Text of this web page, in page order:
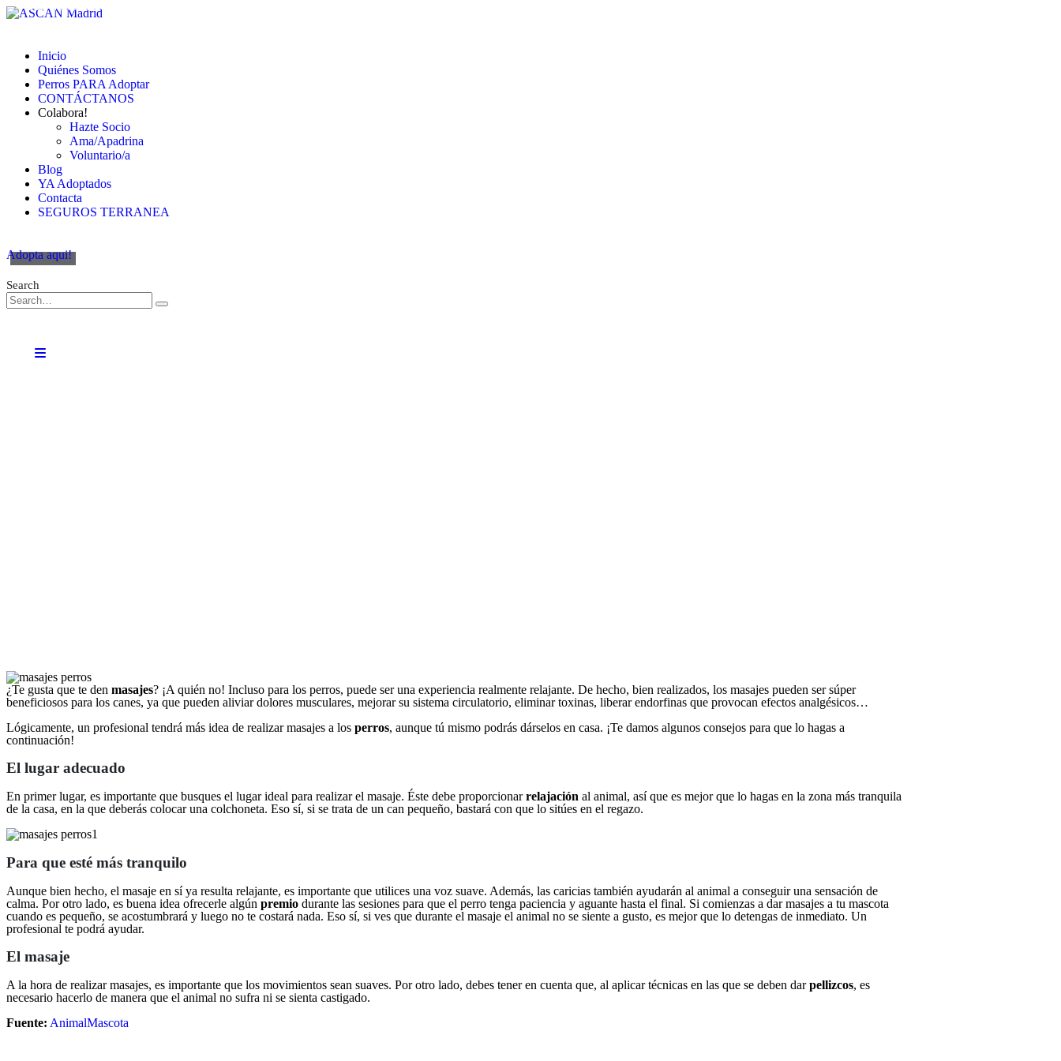
Inicio
Quiénes Somos
Perros PARA Adoptar
CONTÁCTANOS
Colabora!
Hazte Socio
Ama/Apadrina
Voluntario/a
Blog
YA Adoptados
Contacta
SEGUROS TERRANEA
Adopta aqui!
Search
¿Te gusta que te den masajes? ¡A quién no! Incluso para los perros, puede ser una experiencia realmente relajante. De hecho, bien realizados, los masajes pueden ser súper
beneficiosos para los canes, ya que pueden aliviar dolores musculares, mejorar su sistema circulatorio, eliminar toxinas, liberar endorfinas que provocan efectos analgésicos…
Lógicamente, un profesional tendrá más idea de realizar masajes a los perros, aunque tú mismo podrás dárselos en casa. ¡Te damos algunos consejos para que lo hagas a
continuación!
El lugar adecuado
En primer lugar, es importante que busques el lugar ideal para realizar el masaje. Éste debe proporcionarrelajación al animal, así que es mejor que lo hagas en la zona más tranquila
de la casa, en la que deberás colocar una colchoneta. Eso sí, si se trata de un can pequeño, bastará con que lo sitúes en el regazo.
Para que esté más tranquilo
Aunque bien hecho, el masaje en sí ya resulta relajante, es importante que utilices una voz suave. Además, las caricias también ayudarán al animal a conseguir una sensación de
calma. Por otro lado, es buena idea ofrecerle algún premio durante las sesiones para que el perro tenga paciencia y aguante hasta el final. Si comienzas a dar masajes a tu mascota
cuando es pequeño, se acostumbrará y luego no te costará nada. Eso sí, si ves que durante el masaje el animal no se siente a gusto, es mejor que lo detengas de inmediato. Un
profesional te podrá ayudar.
El masaje
A la hora de realizar masajes, es importante que los movimientos sean suaves. Por otro lado, debes tener en cuenta que, al aplicar técnicas en las que se deben darpellizcos, es
necesario hacerlo de manera que el animal no sufra ni se sienta castigado.
Fuente: AnimalMascota
Cambiando Conciencias